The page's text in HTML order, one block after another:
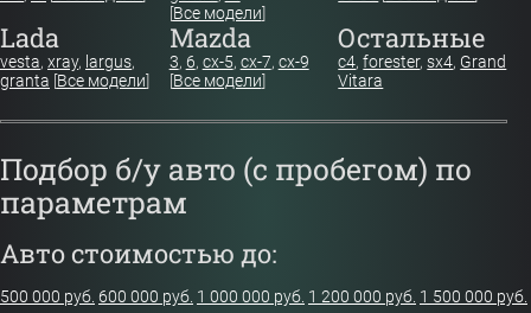
[Все модели]
Lada
vesta, xray, largus,
granta [Все модели]
Mazda
3, 6, cx-5, cx-7, cx-9
[Все модели]
Остальные
c4,forester,sx4, Grand
Vitara
Подбор б/у авто (с пробегом) по
параметрам
Авто стоимостью до:
500 000 руб. 600 000 руб. 1 000 000 руб. 1 200 000 руб. 1 500 000 руб.